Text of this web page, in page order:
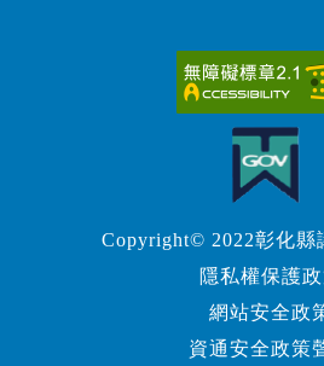
Copyright© 2022彰化縣
隱私權保護
網站安全政
資通安全政策